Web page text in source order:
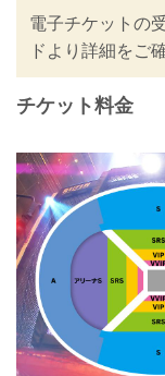
電子チケットの
ドより詳細をご
チケット料金